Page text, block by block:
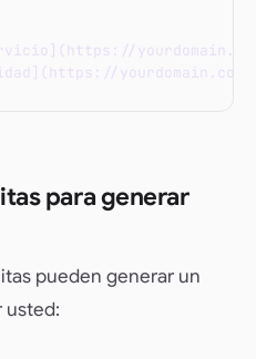
para generar
pueden generar un
usted: